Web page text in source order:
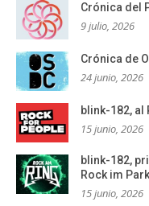
Crónica del
9 julio, 2026
Crónica de
24 junio, 2026
blink-182, al
15 junio, 2026
blink-182,
Rock im
15 junio, 2026